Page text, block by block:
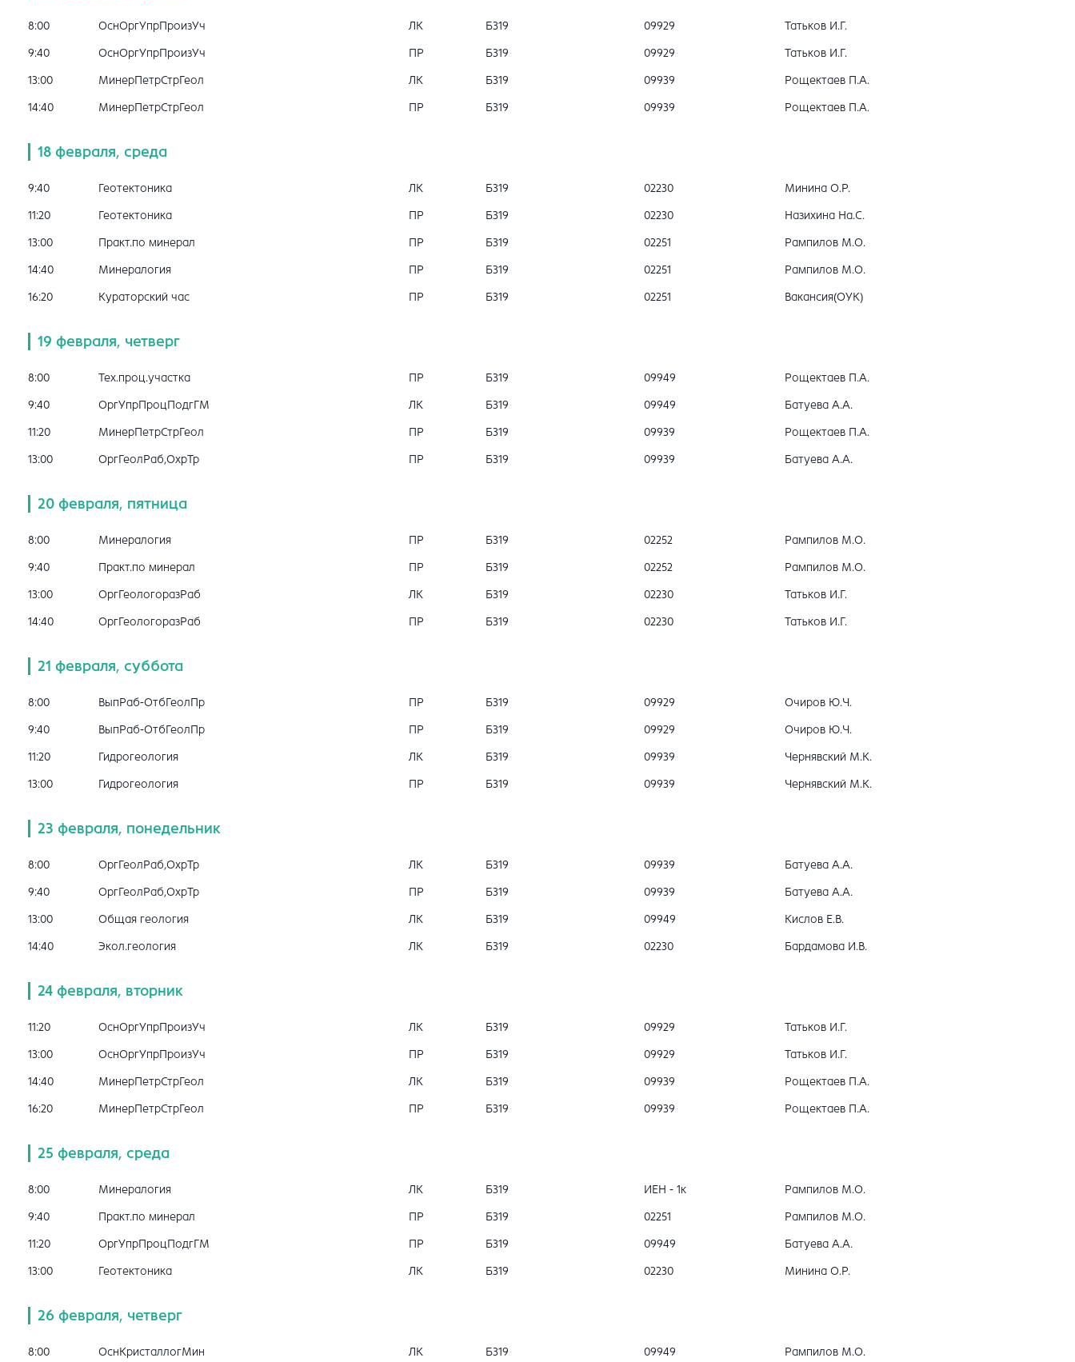
8:00 ОснОргУпрПроизУч ЛК Б319 09929 Татьков И.Г.
9:40 ОснОргУпрПроизУч ПР Б319 09929 Татьков И.Г.
13:00 МинерПетрСтрГеол ЛК Б319 09939 Рощектаев П.А.
14:40 МинерПетрСтрГеол ПР Б319 09939 Рощектаев П.А.
18 февраля, среда
9:40 Геотектоника ЛК Б319 02230 Минина О.Р.
11:20 Геотектоника ПР Б319 02230 Назихина На.С.
13:00 Практ.по минерал ПР Б319 02251 Рампилов М.О.
14:40 Минералогия ПР Б319 02251 Рампилов М.О.
16:20 Кураторский час ПР Б319 02251 Вакансия(ОУК)
19 февраля, четверг
8:00 Тех.проц.участка ПР Б319 09949 Рощектаев П.А.
9:40 ОргУпрПроцПодгГМ ЛК Б319 09949 Батуева А.А.
11:20 МинерПетрСтрГеол ПР Б319 09939 Рощектаев П.А.
13:00 ОргГеолРаб,ОхрТр ПР Б319 09939 Батуева А.А.
20 февраля, пятница
8:00 Минералогия ПР Б319 02252 Рампилов М.О.
9:40 Практ.по минерал ПР Б319 02252 Рампилов М.О.
13:00 ОргГеологоразРаб ЛК Б319 02230 Татьков И.Г.
14:40 ОргГеологоразРаб ПР Б319 02230 Татьков И.Г.
21 февраля, суббота
8:00 ВыпРаб-ОтбГеолПр ПР Б319 09929 Очиров Ю.Ч.
9:40 ВыпРаб-ОтбГеолПр ПР Б319 09929 Очиров Ю.Ч.
11:20 Гидрогеология ЛК Б319 09939 Чернявский М.К.
13:00 Гидрогеология ПР Б319 09939 Чернявский М.К.
23 февраля, понедельник
8:00 ОргГеолРаб,ОхрТр ЛК Б319 09939 Батуева А.А.
9:40 ОргГеолРаб,ОхрТр ПР Б319 09939 Батуева А.А.
13:00 Общая геология ЛК Б319 09949 Кислов Е.В.
14:40 Экол.геология ЛК Б319 02230 Бардамова И.В.
24 февраля, вторник
11:20 ОснОргУпрПроизУч ЛК Б319 09929 Татьков И.Г.
13:00 ОснОргУпрПроизУч ПР Б319 09929 Татьков И.Г.
14:40 МинерПетрСтрГеол ЛК Б319 09939 Рощектаев П.А.
16:20 МинерПетрСтрГеол ПР Б319 09939 Рощектаев П.А.
25 февраля, среда
8:00 Минералогия ЛК Б319 ИЕН - 1к Рампилов М.О.
9:40 Практ.по минерал ПР Б319 02251 Рампилов М.О.
11:20 ОргУпрПроцПодгГМ ПР Б319 09949 Батуева А.А.
13:00 Геотектоника ЛК Б319 02230 Минина О.Р.
26 февраля, четверг
8:00 ОснКристаллогМин ЛК Б319 09949 Рампилов М.О.